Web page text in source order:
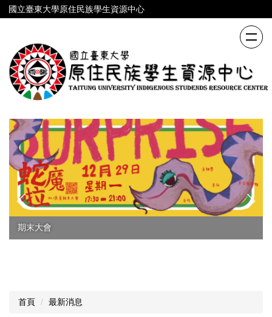
跳
到
內
容
區
國立臺東大學原住民族學生資源中心
期末大會
首頁 最新消息